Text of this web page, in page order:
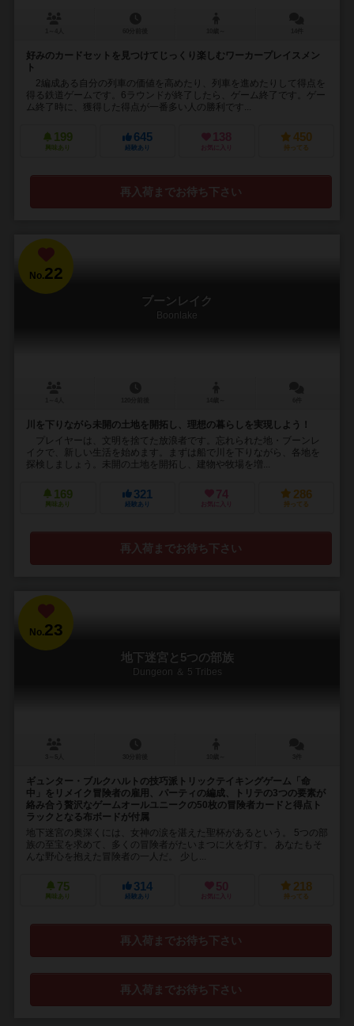
好みのカードセットを見つけてじっくり楽しむワーカープレイスメン
ト
2編成ある自分の列車の価値を高めたり、列車を進めたりして得点を
得る鉄道ゲームです。6ラウンドが終了したら、ゲーム終了です。ゲー
ム終了時に、獲得した得点が一番多い人の勝利です...
199
興味あり
645
経験あり
138
お気に入り
450
持ってる
再入荷までお待ち下さい
No.22
ブーンレイク
Boonlake
川を下りながら未開の土地を開拓し、理想の暮らしを実現しよう！
プレイヤーは、文明を捨てた放浪者です。忘れられた地・ブーンレ
イクで、新しい生活を始めます。まずは船で川を下りながら、各地を
探検しましょう。未開の土地を開拓し、建物や牧場を増...
169
興味あり
321
経験あり
74
お気に入り
286
持ってる
再入荷までお待ち下さい
No.23
地下迷宮と5つの部族
Dungeon ＆ 5 Tribes
ギュンター・ブルクハルトの技巧派トリックテイキングゲーム「命
中」をリメイク冒険者の雇用、パーティの編成、トリテの3つの要素が
絡み合う贅沢なゲームオールユニークの50枚の冒険者カードと得点ト
ラックとなる布ボードが付属
地下迷宮の奥深くには、女神の涙を湛えた聖杯があるという。 5つの部
族の至宝を求めて、多くの冒険者がたいまつに火を灯す。 あなたもそ
んな野心を抱えた冒険者の一人だ。 少し...
75
興味あり
314
経験あり
50
お気に入り
218
持ってる
再入荷までお待ち下さい
再入荷までお待ち下さい